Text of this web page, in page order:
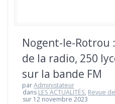
Nogent-le-Rotrou
de la radio, 250
sur la bande FM
parAdministateur
dans LES ACTUALITÉS, Revue
sur 12 novembre 2023